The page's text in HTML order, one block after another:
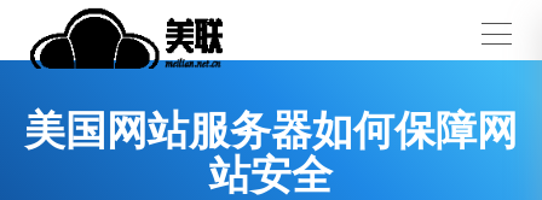
美国网站服务器如何保障网
站安全